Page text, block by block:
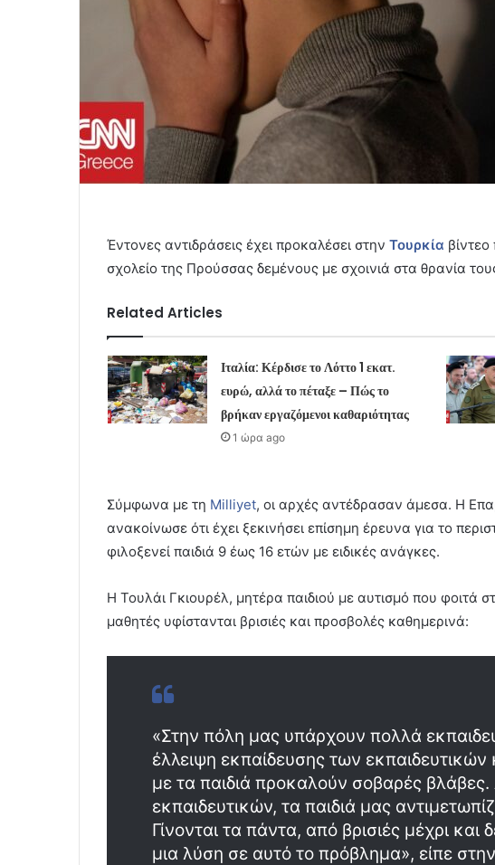
Έντονες αντιδράσεις έχει προκαλέσει στην Τουρκία
σχολείο της Προύσσας δεμένους με σχοινιά στα θρανία
Related Articles
Ιταλία: Κέρδισε το Λόττο 1 εκατ.
ευρώ, αλλά το πέταξε – Πώς το
βρήκαν εργαζόμενοι καθαριότητας
1 ώρα ago
Σύμφωνα με τη Milliyet, οι αρχές αντέδρασαν άμεσα. Η
ανακοίνωσε ότι έχει ξεκινήσει επίσημη έρευνα για το
φιλοξενεί παιδιά 9 έως 16 ετών με ειδικές ανάγκες.
Η Τουλάι Γκιουρέλ, μητέρα παιδιού με αυτισμό που φοιτά
μαθητές υφίστανται βρισιές και προσβολές καθημερινά:
«Στην πόλη μας υπάρχουν πολλά
έλλειψη εκπαίδευσης των εκπαιδευτικών
με τα παιδιά προκαλούν σοβαρές
εκπαιδευτικών, τα παιδιά μας
Γίνονται τα πάντα, από βρισιές μέχρι και
μια λύση σε αυτό το πρόβλημα», είπε